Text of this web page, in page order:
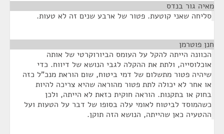
מאיה גור בנדס
סליחה שאני קוטעת. פטור של ארבע שנים זה לא טעות.
חנן פוטרמן
הכוונה הייתה להקל על העומס הביורוקרטי של אותה
אוכלוסייה, ולתת את ההקלה לגבי הנושא של דיווח. כדי
שיהיה פטור מתשלום של דמי ביטוח, שום הוראת מנכ"ל כזה
או אחר לא יכולה לתת פטור מהוראה שהיא צריכה להיות
בחוק או בתקנות. הוראה חוקית כזאת לא הייתה, ולכן
כשהמוסד לביטוח לאומי עלה בסופו של דבר על הטעות ועל
ההטעיה כאן שהייתה, הנושא הזה תוקן.